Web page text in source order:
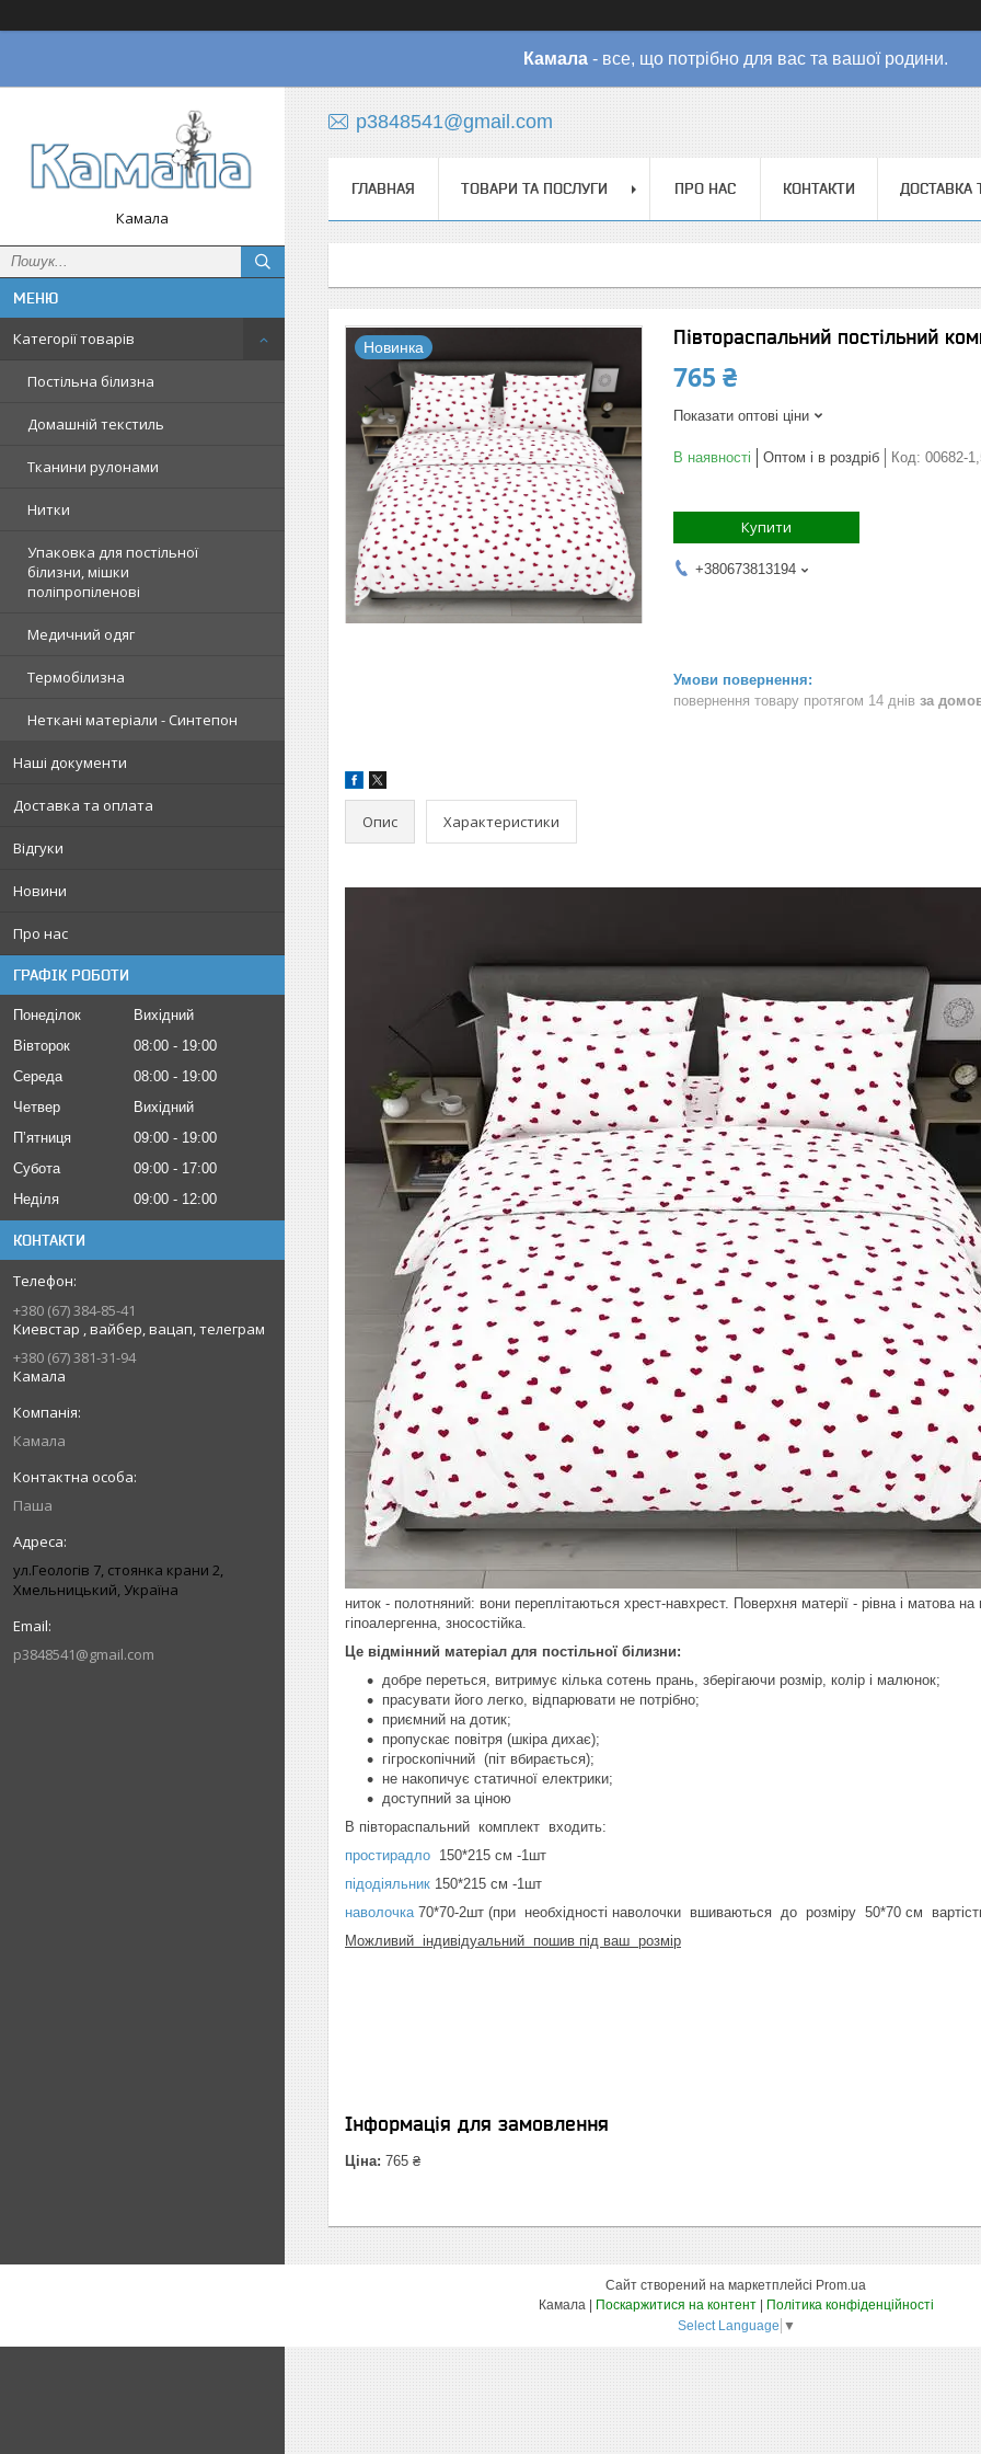
Камала - все, що потрібно для вас та вашої родини.
Камала
Категорії товарів
Постільна білизна
Домашній текстиль
Тканини рулонами
Нитки
Упаковка для постільної
білизни, мішки
поліпропіленові
Медичний одяг
Термобілизна
Неткані матеріали - Синтепон
Наші документи
Доставка та оплата
Відгуки
Новини
Про нас
ГРАФІК РОБОТИ
Понеділок
Вихідний
Вівторок
08:00
19:00
Середа
08:00
19:00
Четвер
Вихідний
Пʼятниця
09:00
19:00
Субота
09:00
17:00
Неділя
09:00 12:00
КОНТАКТИ
+380 (67) 384-85-41
Киевстар , вайбер, вацап, телеграм
+380 (67) 381-31-94
Камала
Камала
Паша
ул.Геологів 7, стоянка крани 2,
Хмельницький, Україна
p3848541@gmail.com
p3848541@gmail.com
ГЛАВНАЯ ТОВАРИ ТА ПОСЛУГИ ПРО НАС КОНТАКТИ ДОСТАВКА
Новинка Півтораспальний постільний
765 ₴
Показати оптові ціни
В наявності Оптом і в роздріб Код: 00682-
Купити
+380673813194
повернення товару протягом 14 днів за
Опис Характеристики
ниток - полотняний: вони переплітаються хрест-навхрест. Поверхня матерії - рівна і матова
гіпоалергенна, зносостійка.
Це відмінний матеріал для постільної білизни:
добре переться, витримує кілька сотень прань, зберігаючи розмір, колір і малюнок;
прасувати його легко, відпарювати не потрібно;
приємний на дотик;
пропускає повітря (шкіра дихає);
гігроскопічний (піт вбирається);
не накопичує статичної електрики;
доступний за ціною
В півтораспальний комплект входить:
простирадло 150*215 см -1шт
підодіяльник 150*215 см -1шт
наволочка70*70-2шт (при необхідності наволочки вшиваються до розміру 50*70 см
Можливий індивідуальний пошив під ваш розмір
Інформація для замовлення
Ціна: 765 ₴
Сайт створений на маркетплейсі Prom.ua
Поскаржитися на контент
Політика конфіденційності
Select Language ▼